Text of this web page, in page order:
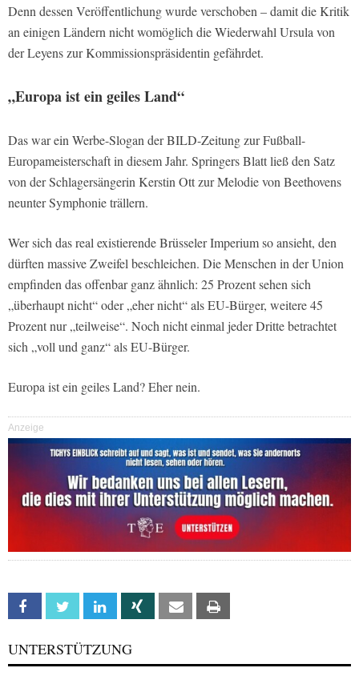
Denn dessen Veröffentlichung wurde verschoben – damit die Kritik
an einigen Ländern nicht womöglich die Wiederwahl Ursula von
der Leyens zur Kommissionspräsidentin gefährdet.
„Europa ist ein geiles Land“
Das war ein Werbe-Slogan der BILD-Zeitung zur Fußball-
Europameisterschaft in diesem Jahr. Springers Blatt ließ den Satz
von der Schlagersängerin Kerstin Ott zur Melodie von Beethovens
neunter Symphonie trällern.
Wer sich das real existierende Brüsseler Imperium so ansieht, den
dürften massive Zweifel beschleichen. Die Menschen in der Union
empfinden das offenbar ganz ähnlich: 25 Prozent sehen sich
„überhaupt nicht“ oder „eher nicht“ als EU-Bürger, weitere 45
Prozent nur „teilweise“. Noch nicht einmal jeder Dritte betrachtet
sich „voll und ganz“ als EU-Bürger.
Europa ist ein geiles Land? Eher nein.
Anzeige
Facebook Twitter Linkedin Xing Email
UNTERSTÜTZUNG